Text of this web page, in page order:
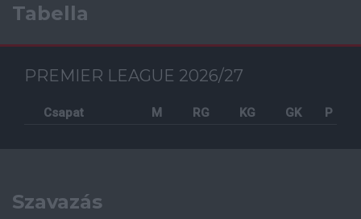
Tabella
PREMIER LEAGUE 2026/27
Csapat M RG KG GK P
Szavazás